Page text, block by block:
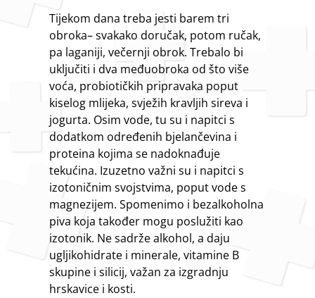
Tijekom dana treba jesti barem tri
obroka– svakako doručak, potom ručak,
pa laganiji, večernji obrok. Trebalo bi
uključiti i dva međuobroka od što više
voća, probiotičkih pripravaka poput
kiselog mlijeka, svježih kravljih sireva i
jogurta. Osim vode, tu su i napitci s
dodatkom određenih bjelančevina i
proteina kojima se nadoknađuje
tekućina. Izuzetno važni su i napitci s
izotoničnim svojstvima, poput vode s
magnezijem. Spomenimo i bezalkoholna
piva koja također mogu poslužiti kao
izotonik. Ne sadrže alkohol, a daju
ugljikohidrate i minerale, vitamine B
skupine i silicij, važan za izgradnju
hrskavice i kosti.